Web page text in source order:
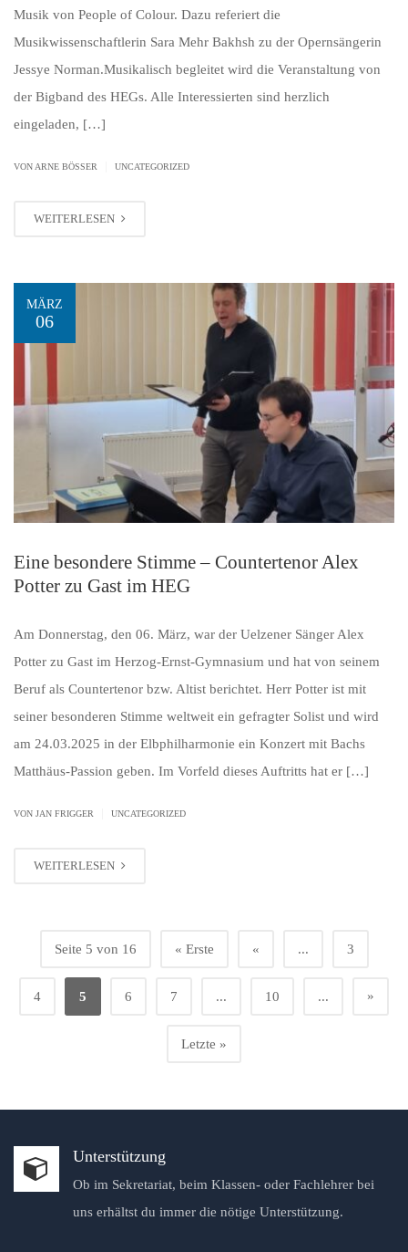
Musik von People of Colour. Dazu referiert die
Musikwissenschaftlerin Sara Mehr Bakhsh zu der Opernsängerin
Jessye Norman.Musikalisch begleitet wird die Veranstaltung von
der Bigband des HEGs. Alle Interessierten sind herzlich
eingeladen, […]
VON ARNE BÖSSER UNCATEGORIZED
WEITERLESEN
MÄRZ
06
Eine besondere Stimme – Countertenor Alex
Potter zu Gast im HEG
Am Donnerstag, den 06. März, war der Uelzener Sänger Alex
Potter zu Gast im Herzog-Ernst-Gymnasium und hat von seinem
Beruf als Countertenor bzw. Altist berichtet. Herr Potter ist mit
seiner besonderen Stimme weltweit ein gefragter Solist und wird
am 24.03.2025 in der Elbphilharmonie ein Konzert mit Bachs
Matthäus-Passion geben. Im Vorfeld dieses Auftritts hat er […]
VON JAN FRIGGER UNCATEGORIZED
WEITERLESEN
Seite 5 von 16 « Erste « ... 3
4 5 6 7 ... 10 ... »
Letzte »
Unterstützung
Ob im Sekretariat, beim Klassen- oder Fachlehrer bei
uns erhältst du immer die nötige Unterstützung.